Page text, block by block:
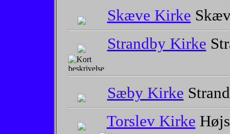
Skæve Kirke
Strandby Kirke
Sæby Kirke
Torslev Kirke